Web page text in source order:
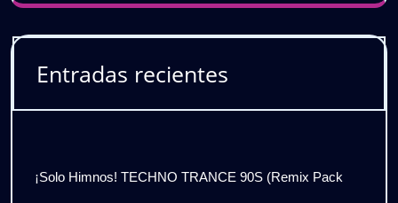
Entradas recientes
¡Solo Himnos! TECHNO TRANCE 90S (Remix Pack